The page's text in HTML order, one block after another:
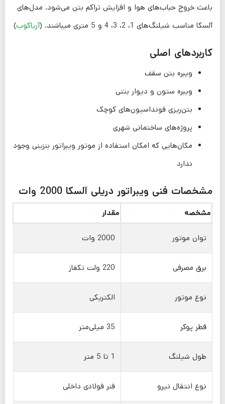
باعث خروج حباب‌های هوا و افزایش تراکم بتن می‌شود. مدل‌های
آلسکا مناسب شیلنگ‌های 1، 2، 3، 4 و 5 متری میباشند. (
آریاکوب)
کاربردهای اصلی
ویبره بتن سقف
ویبره ستون و دیوار بتنی
بتن‌ریزی فونداسیون‌های کوچک
پروژه‌های ساختمانی شهری
مکان‌هایی که امکان استفاده از موتور ویبراتور بنزینی وجود
ندارد
مشخصات فنی ویبراتور دریلی آلسکا 2000 وات
مشخصه مقدار
توان موتور 2000 وات
برق مصرفی 220 ولت تکفاز
نوع موتور الکتریکی
قطر پوکر 35 میلی‌متر
طول شیلنگ 1 تا 5 متر
نوع انتقال نیرو فنر فولادی داخلی